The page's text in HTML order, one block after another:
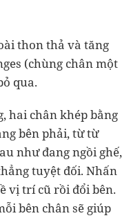
thon thả và tăng
(chùng chân một
qua.
hai chân khép bằng
bên phải, từ từ
như đang ngồi ghế,
tuyệt đối. Nhấn
vị trí cũ rồi đổi bên.
bên chân sẽ giúp